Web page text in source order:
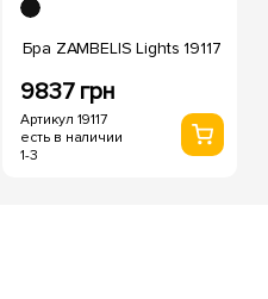
Бра ZAMBELIS Lights 19117
9837 грн
Артикул 19117
есть в наличии
1-3